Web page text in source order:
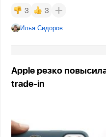
3 3
Илья Сидоров
Apple резко
trade-in